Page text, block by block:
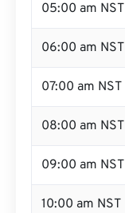
05:00 am NST
06:00 am NST
07:00 am NST
08:00 am NST
09:00 am NST
10:00 am NST